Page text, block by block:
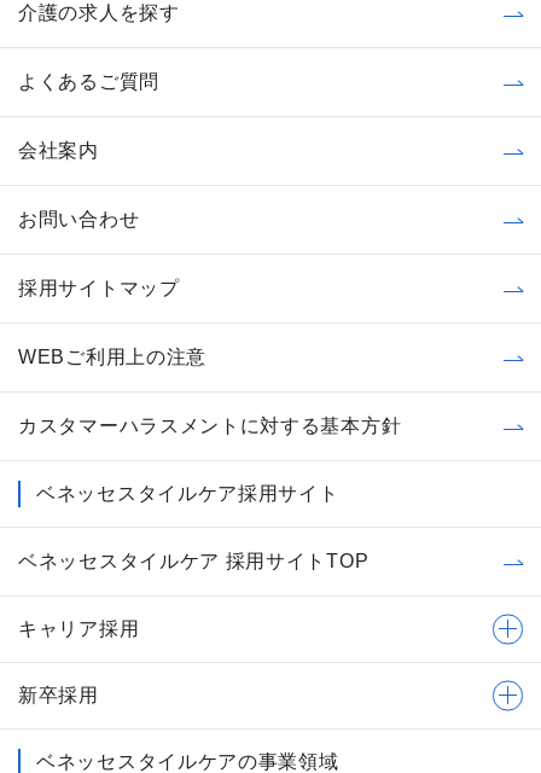
介護の求人を探す
よくあるご質問
会社案内
お問い合わせ
採用サイトマップ
WEBご利用上の注意
カスタマーハラスメントに対する基本方針
ベネッセスタイルケア採用サイト
ベネッセスタイルケア 採用サイトTOP
キャリア採用
新卒採用
ベネッセスタイルケアの事業領域